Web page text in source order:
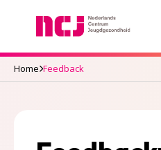
Home Feedback